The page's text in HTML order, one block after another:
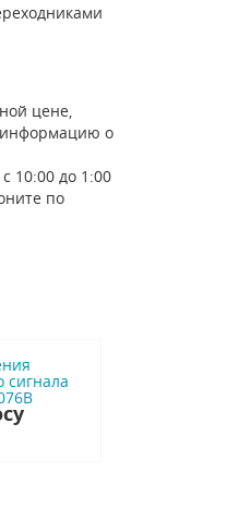
цене,
информацию о
10:00 до 1:00
по
сигнала